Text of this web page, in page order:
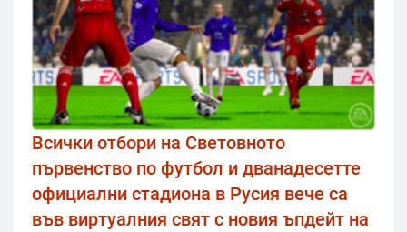
Всички отбори на Световното
първенство по футбол и дванадесетте
официални стадиона в Русия вече са
във виртуалния свят с новия ъпдейт на